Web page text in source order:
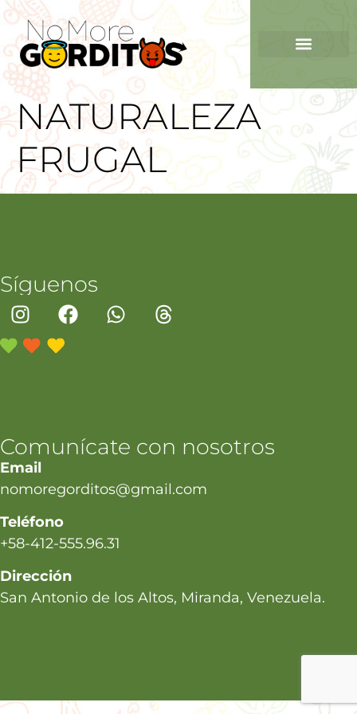
NATURALEZA
FRUGAL
Síguenos
Comunícate con nosotros
Email
nomoregorditos@gmail.com
Teléfono
+58-412-555.96.31
Dirección
San Antonio de los Altos, Miranda, Venezuela.